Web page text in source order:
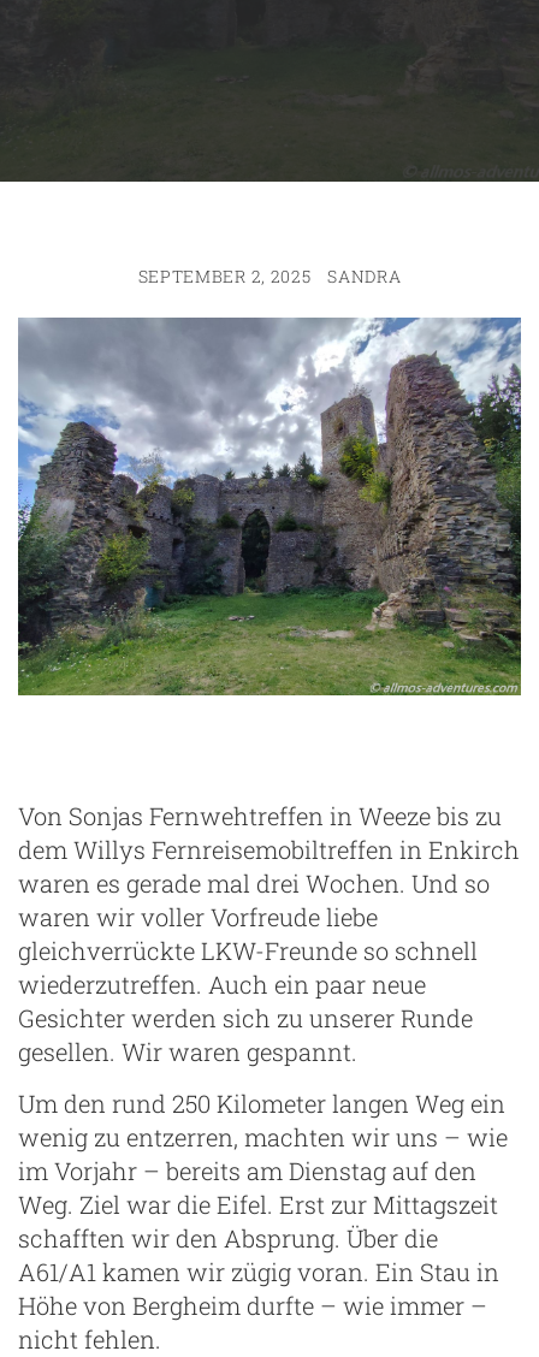
SEPTEMBER 2, 2025 SANDRA
Von Sonjas Fernwehtreffen in Weeze bis zu
dem Willys Fernreisemobiltreffen in Enkirch
waren es gerade mal drei Wochen. Und so
waren wir voller Vorfreude liebe
gleichverrückte LKW-Freunde so schnell
wiederzutreffen. Auch ein paar neue
Gesichter werden sich zu unserer Runde
gesellen. Wir waren gespannt.
Um den rund 250 Kilometer langen Weg ein
wenig zu entzerren, machten wir uns – wie
im Vorjahr – bereits am Dienstag auf den
Weg. Ziel war die Eifel. Erst zur Mittagszeit
schafften wir den Absprung. Über die
A61/A1 kamen wir zügig voran. Ein Stau in
Höhe von Bergheim durfte – wie immer –
nicht fehlen.